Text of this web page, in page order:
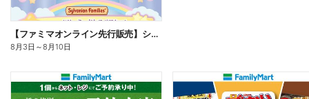
【ファミマオンライン先行販売】シルバニアファミリー
8月3日 ～8月10日